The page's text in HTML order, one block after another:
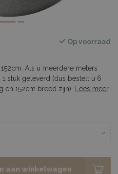
Op voorraad
Als u meerdere meters
stuk geleverd (dus bestelt u 6
en 152cm breed zijn)
Lees meer.
aan winkelwagen